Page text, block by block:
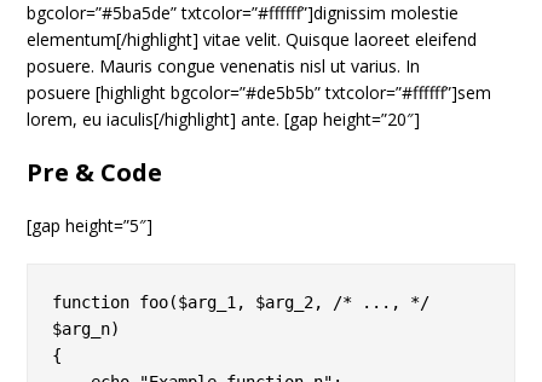
bgcolor=”#5ba5de” txtcolor=”#ffffff”]dignissim molestie
elementum[/highlight] vitae velit. Quisque laoreet eleifend
posuere. Mauris congue venenatis nisl ut varius. In
posuere [highlight bgcolor=”#de5b5b” txtcolor=”#ffffff”]sem
lorem, eu iaculis[/highlight] ante. [gap height=”20″]
Pre & Code
[gap height=”5″]
function foo($arg_1, $arg_2, /* ..., */
$arg_n)
{